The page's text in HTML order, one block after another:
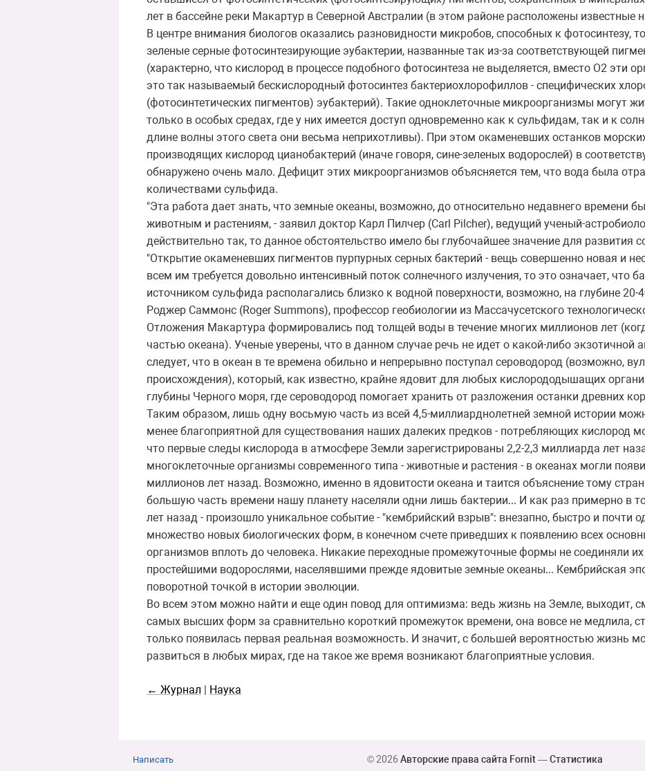
лет в бассейне реки Макартур в Северной Австралии (в этом районе расположены известные
В центре внимания биологов оказались разновидности микробов, способных к фотосинтезу,
зеленые серные фотосинтезирующие эубактерии, названные так из-за соответствующей
(характерно, что кислород в процессе подобного фотосинтеза не выделяется, вместо О2 эти
это так называемый бескислородный фотосинтез бактериохлорофиллов - специфических
(фотосинтетических пигментов) эубактерий). Такие одноклеточные микроорганизмы могут
только в особых средах, где у них имеется доступ одновременно как к сульфидам, так и к
длине волны этого света они весьма неприхотливы). При этом окаменевших останков
производящих кислород цианобактерий (иначе говоря, сине-зеленых водорослей) в
обнаружено очень мало. Дефицит этих микроорганизмов объясняется тем, что вода была
количествами сульфида.
"Эта работа дает знать, что земные океаны, возможно, до относительно недавнего времени
животным и растениям, - заявил доктор Карл Пилчер (Carl Pilcher), ведущий ученый-
действительно так, то данное обстоятельство имело бы глубочайшее значение для развития
"Открытие окаменевших пигментов пурпурных серных бактерий - вещь совершенно новая и
всем им требуется довольно интенсивный поток солнечного излучения, то это означает, что
источником сульфида располагались близко к водной поверхности, возможно, на глубине 20-
Роджер Саммонс (Roger Summons), профессор геобиологии из Массачусетского
Отложения Макартура формировались под толщей воды в течение многих миллионов лет
частью океана). Ученые уверены, что в данном случае речь не идет о какой-либо экзотичной
следует, что в океан в те времена обильно и непрерывно поступал сероводород (возможно,
происхождения), который, как известно, крайне ядовит для любых кислорододышащих
глубины Черного моря, где сероводород помогает хранить от разложения останки древних
Таким образом, лишь одну восьмую часть из всей 4,5-миллиарднолетней земной истории
менее благоприятной для существования наших далеких предков - потребляющих кислород
что первые следы кислорода в атмосфере Земли зарегистрированы 2,2-2,3 миллиарда лет
многоклеточные организмы современного типа - животные и растения - в океанах могли
миллионов лет назад. Возможно, именно в ядовитости океана и таится объяснение тому
большую часть времени нашу планету населяли одни лишь бактерии... И как раз примерно в
лет назад - произошло уникальное событие - "кембрийский взрыв": внезапно, быстро и почти
множество новых биологических форм, в конечном счете приведших к появлению всех
организмов вплоть до человека. Никакие переходные промежуточные формы не соединяли
простейшими водорослями, населявшими прежде ядовитые земные океаны... Кембрийская
поворотной точкой в истории эволюции.
Во всем этом можно найти и еще один повод для оптимизма: ведь жизнь на Земле, выходит,
самых высших форм за сравнительно короткий промежуток времени, она вовсе не медлила,
только появилась первая реальная возможность. И значит, с большей вероятностью жизнь
развиться в любых мирах, где на такое же время возникают благоприятные условия.
← Журнал | Наука
Написать © 2026 Авторские права сайта Fornit—Статистика